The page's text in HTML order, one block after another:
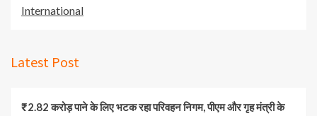
International
Latest Post
₹2.82 करोड़ पाने के लिए भटक रहा परिवहन निगम, पीएम और गृह मंत्री के